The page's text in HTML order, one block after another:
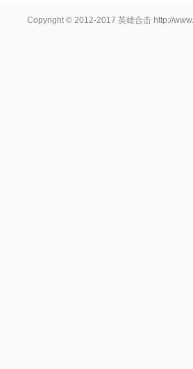
Copyright © 2012-2017 英雄合击 http://